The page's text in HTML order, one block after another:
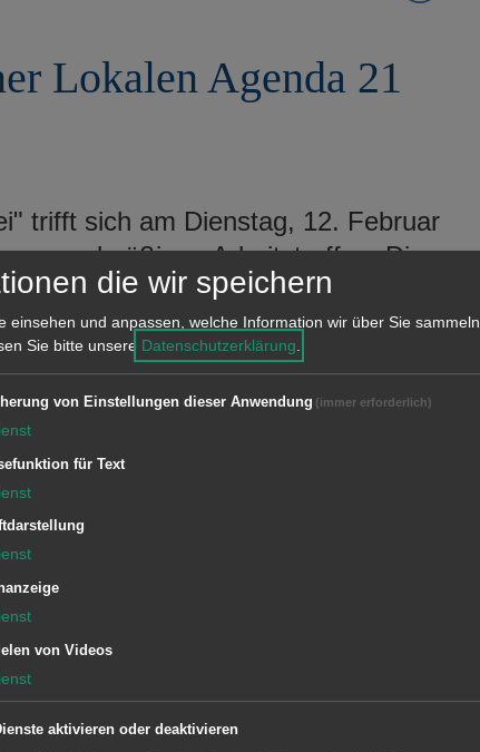
Lokalen Agenda 21
trifft sich am Dienstag, 12. Februar
regelmäßigen Arbeitstreffen. Die
sich über jeden Gast, der an einer
trifft sich am Dienstag, 12. Februar
Halle Aalen, Parkstraße 15,
Kletterturm) zum monatlichen
freuen sich über jedes neue
Tauschen von Dingen aller
die wir speichern
einsehen und anpassen, welche Information wir über Sie sammeln.
Sie bitte unsere Datenschutzerklärung
von Einstellungen dieser Anwendung (immer erforderlich)
für Text
von Videos
aktivieren oder deaktivieren